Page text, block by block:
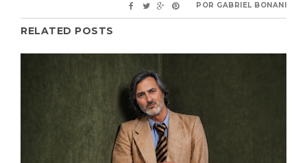
POR GABRIEL BONANI
RELATED POSTS